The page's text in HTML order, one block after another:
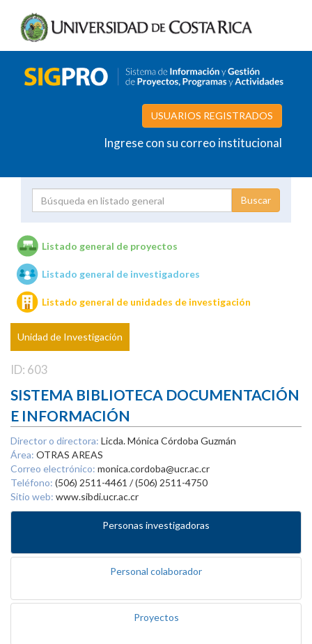
USUARIOS REGISTRADOS
Ingrese con su correo institucional
Unidades de investigación
Listado general de proyectos
Listado general de investigadores
Listado general de unidades de investigación
Unidad de Investigación
ID: 603
SISTEMA BIBLIOTECA DOCUMENTACIÓN
E INFORMACIÓN
Director o directora: Licda. Mónica Córdoba Guzmán
Área: OTRAS AREAS
Correo electrónico: monica.cordoba@ucr.ac.cr
Teléfono: (506) 2511-4461 / (506) 2511-4750
Sitio web: www.sibdi.ucr.ac.cr
Personas investigadoras
Personal colaborador
Proyectos